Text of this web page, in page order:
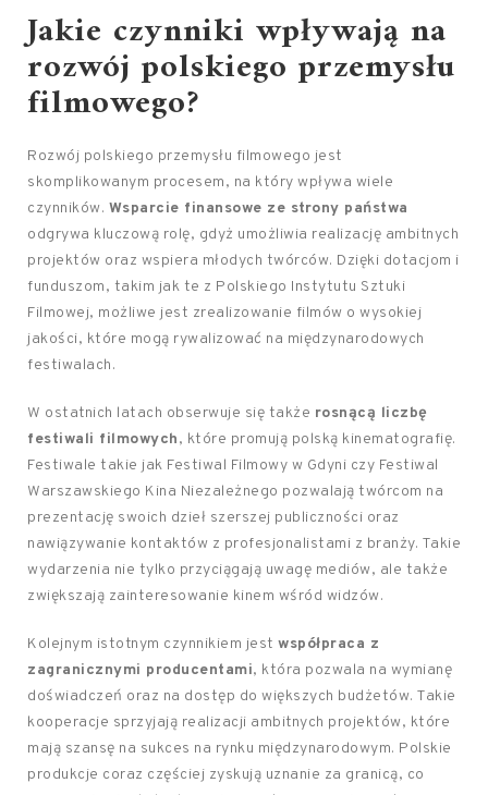
Jakie czynniki wpływają na
rozwój polskiego przemysłu
filmowego?
Rozwój polskiego przemysłu filmowego jest
skomplikowanym procesem, na który wpływa wiele
czynników. Wsparcie finansowe ze strony państwa
odgrywa kluczową rolę, gdyż umożliwia realizację ambitnych
projektów oraz wspiera młodych twórców. Dzięki dotacjom i
funduszom, takim jak te z Polskiego Instytutu Sztuki
Filmowej, możliwe jest zrealizowanie filmów o wysokiej
jakości, które mogą rywalizować na międzynarodowych
festiwalach.
W ostatnich latach obserwuje się także rosnącą liczbę
festiwali filmowych, które promują polską kinematografię.
Festiwale takie jak Festiwal Filmowy w Gdyni czy Festiwal
Warszawskiego Kina Niezależnego pozwalają twórcom na
prezentację swoich dzieł szerszej publiczności oraz
nawiązywanie kontaktów z profesjonalistami z branży. Takie
wydarzenia nie tylko przyciągają uwagę mediów, ale także
zwiększają zainteresowanie kinem wśród widzów.
Kolejnym istotnym czynnikiem jest współpraca z
zagranicznymi producentami, która pozwala na wymianę
doświadczeń oraz na dostęp do większych budżetów. Takie
kooperacje sprzyjają realizacji ambitnych projektów, które
mają szansę na sukces na rynku międzynarodowym. Polskie
produkcje coraz częściej zyskują uznanie za granicą, co